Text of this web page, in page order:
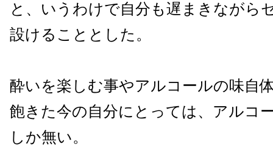
と、いうわけで自分も遅まきながら
設けることとした。
酔いを楽しむ事やアルコールの味自
飽きた今の自分にとっては、アルコ
しか無い。